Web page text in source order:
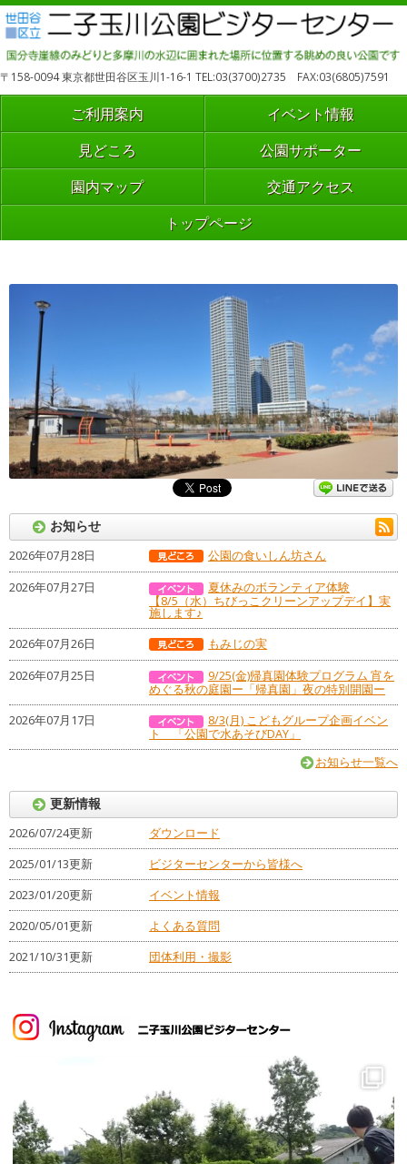
〒158-0094 東京都世田谷区玉川1-16-1 TEL:03(3700)2735 FAX:03(6805)7591
ご利用案内 イベント情報
見どころ 公園サポーター
園内マップ 交通アクセス
トップページ
お知らせ
2026年07月28日 公園の食いしん坊さん
2026年07月27日
夏休みのボランティア体験
【8/5（水）ちびっこクリーンアップデイ】実
施します♪
2026年07月26日
もみじの実
2026年07月25日
9/25(金)帰真園体験プログラム 宵を
めぐる秋の庭園ー「帰真園」夜の特別開園ー
2026年07月17日
8/3(月) こどもグループ企画イベン
ト 「公園で水あそびDAY」
お知らせ一覧へ
更新情報
2026/07/24更新
ダウンロード
2025/01/13更新
ビジターセンターから皆様へ
2023/01/20更新
イベント情報
2020/05/01更新
よくある質問
2021/10/31更新
団体利用・撮影